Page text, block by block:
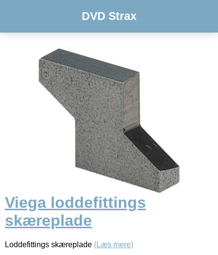
DVD Strax
Viega loddefittings
skæreplade
Loddefittings skæreplade (Læs mere)